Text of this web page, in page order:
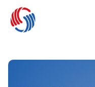
Lewati
konten